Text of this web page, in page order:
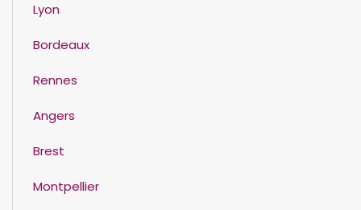
Lyon
Bordeaux
Rennes
Angers
Brest
Montpellier